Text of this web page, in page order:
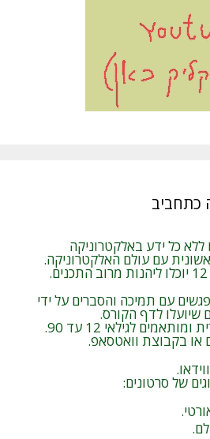
כתחביב
ללא כל ידע באלקטרוניקה
עם עולם האלקטרוניקה.
עם תמיכה והסברים על ידי
שיועלו לדף הקורס.
לגילאי 12 עד 90.
בקבוצת וואטסאפ.
של סרטונים: